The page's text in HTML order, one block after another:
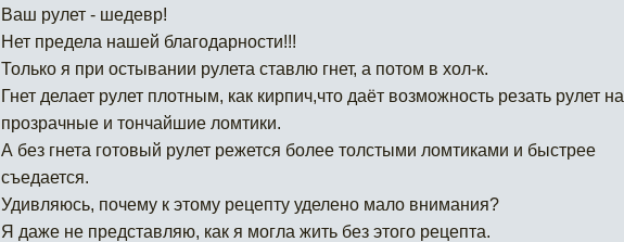
Ваш рулет - шедевр!
Нет предела нашей благодарности!!!
Только я при остывании рулета ставлю гнет, а потом в хол-к.
Гнет делает рулет плотным, как кирпич,что даёт возможность резать рулет на
прозрачные и тончайшие ломтики.
А без гнета готовый рулет режется более толстыми ломтиками и быстрее
съедается.
Удивляюсь, почему к этому рецепту уделено мало внимания?
Я даже не представляю, как я могла жить без этого рецепта.